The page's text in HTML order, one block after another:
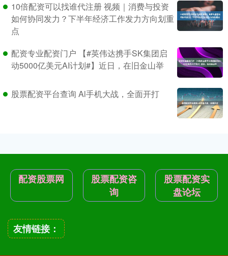
10倍配资可以找谁代注册 视频｜消费与投资
如何协同发力？下半年经济工作发力方向划重
点
配资专业配资门户 【#英伟达携手SK集团启
动5000亿美元AI计划#】近日，在旧金山举
股票配资平台查询 Al手机大战，全面开打
配资股票网
股票配资咨
询
股票配资实
盘论坛
友情链接：